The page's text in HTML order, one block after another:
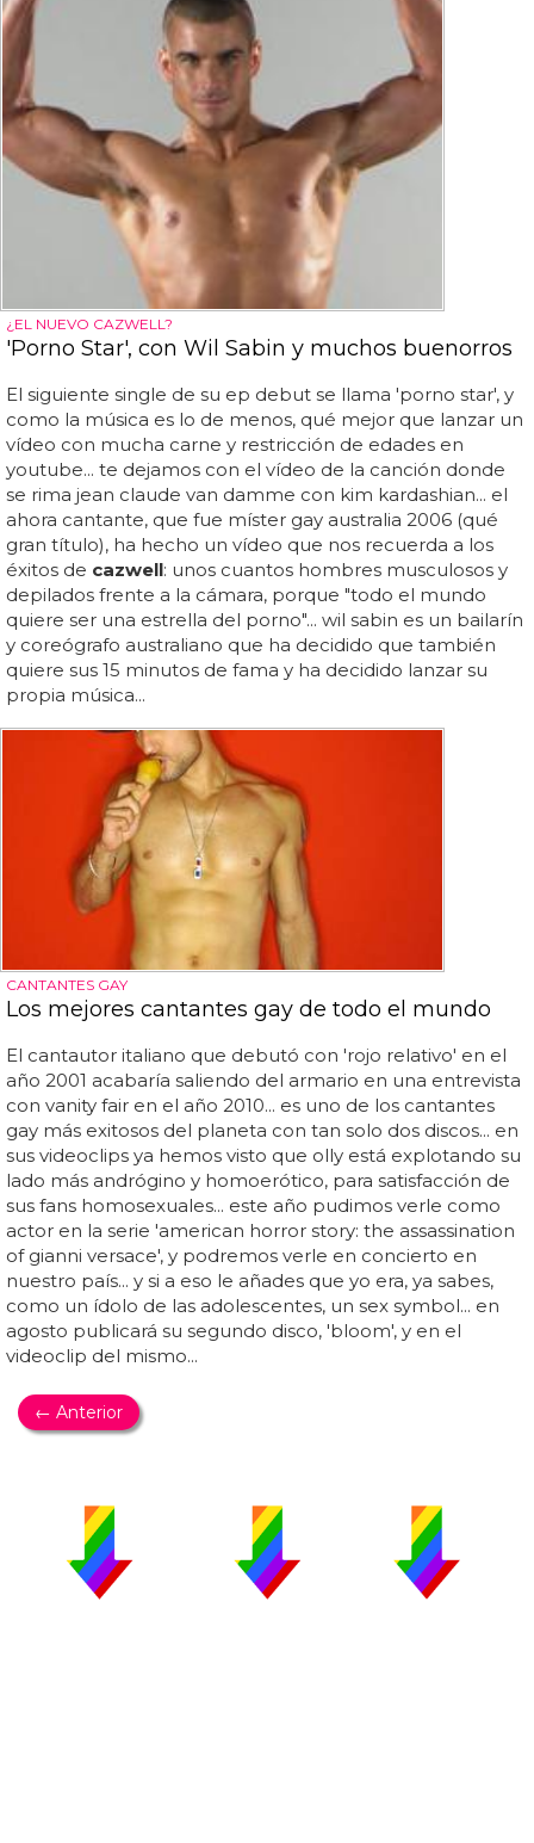
¿EL NUEVO CAZWELL?
'Porno Star', con Wil Sabin y muchos buenorros
El siguiente single de su ep debut se llama 'porno star', y
como la música es lo de menos, qué mejor que lanzar un
vídeo con mucha carne y restricción de edades en
youtube... te dejamos con el vídeo de la canción donde
se rima jean claude van damme con kim kardashian... el
ahora cantante, que fue míster gay australia 2006 (qué
gran título), ha hecho un vídeo que nos recuerda a los
éxitos de cazwell: unos cuantos hombres musculosos y
depilados frente a la cámara, porque "todo el mundo
quiere ser una estrella del porno"... wil sabin es un bailarín
y coreógrafo australiano que ha decidido que también
quiere sus 15 minutos de fama y ha decidido lanzar su
propia música...
CANTANTES GAY
Los mejores cantantes gay de todo el mundo
El cantautor italiano que debutó con 'rojo relativo' en el
año 2001 acabaría saliendo del armario en una entrevista
con vanity fair en el año 2010... es uno de los cantantes
gay más exitosos del planeta con tan solo dos discos... en
sus videoclips ya hemos visto que olly está explotando su
lado más andrógino y homoerótico, para satisfacción de
sus fans homosexuales... este año pudimos verle como
actor en la serie 'american horror story: the assassination
of gianni versace', y podremos verle en concierto en
nuestro país... y si a eso le añades que yo era, ya sabes,
como un ídolo de las adolescentes, un sex symbol... en
agosto publicará su segundo disco, 'bloom', y en el
videoclip del mismo...
← Anterior